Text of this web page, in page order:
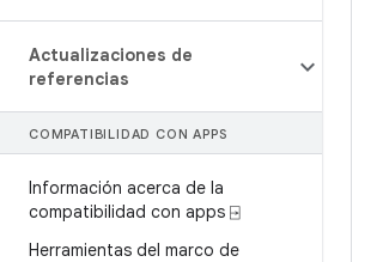
Actualizaciones de
referencias
COMPATIBILIDAD CON APPS
Información acerca de la
compatibilidad con apps ⍈
Herramientas del marco de